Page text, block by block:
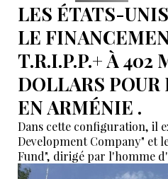
LES ÉTATS-
LE
T.R.I.P.P.+ À 402
DOLLARS POUR
EN ARMÉNIE .
Dans cette configuration, il
Development Company" et
Fund", dirigé par l'homme
Sokolov